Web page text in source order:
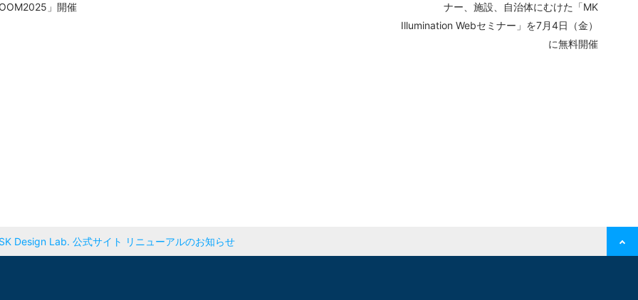
」開催
ナー、施設、自治体にむけた「MK
Illumination Webセミナー」を7月4日（金）
に無料開催
Design Lab. 公式サイト リニューアルのお知らせ